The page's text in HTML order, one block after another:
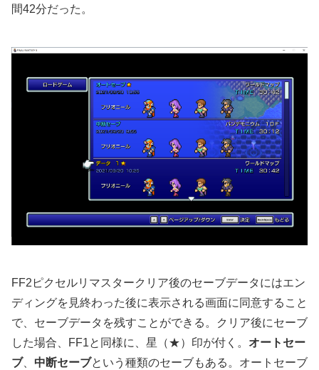
間42分だった。
FF2ピクセルリマスタークリア後のセーブデータにはエン
ディングを見終わった後に表示される画面に同意すること
で、セーブデータを残すことができる。クリア後にセーブ
した場合、FF1と同様に、星（★）印が付く。 オートセー
ブ、 中断セーブという種類のセーブもある。オートセーブ